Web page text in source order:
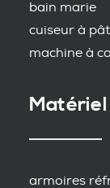
bain marie
cuiseur à
machine à
armoires